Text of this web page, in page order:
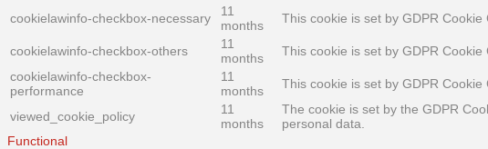
cookielawinfo-checkbox-necessary
11
months
This cookie is set by GDPR
cookielawinfo-checkbox-others
11
months
This cookie is set by GDPR
cookielawinfo-checkbox-
performance
11
months
This cookie is set by GDPR
viewed_cookie_policy
11
months
The cookie is set by the GDPR
personal data.
Functional